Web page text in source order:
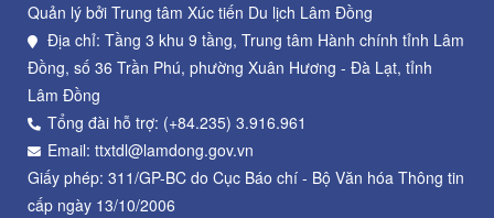
Quản lý bởi Trung tâm Xúc tiến Du lịch Lâm Đồng
Địa chỉ: Tầng 3 khu 9 tầng, Trung tâm Hành chính tỉnh Lâm
Đồng, số 36 Trần Phú, phường Xuân Hương - Đà Lạt, tỉnh
Lâm Đồng
Tổng đài hỗ trợ: (+84.235) 3.916.961
Email: ttxtdl@lamdong.gov.vn
Giấy phép: 311/GP-BC do Cục Báo chí - Bộ Văn hóa Thông tin
cấp ngày 13/10/2006